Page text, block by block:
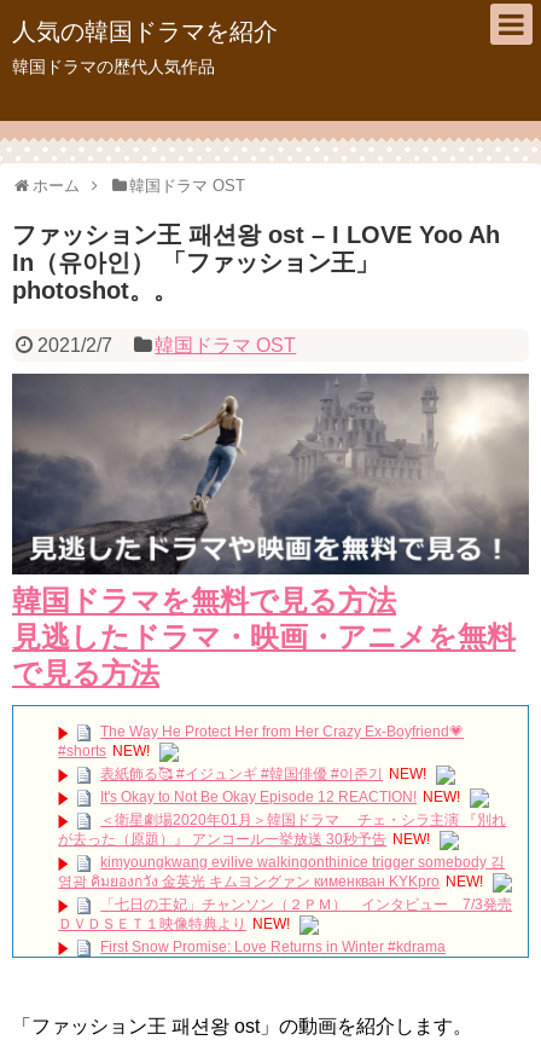
人気の韓国ドラマを紹介
韓国ドラマの歴代人気作品
ホーム 韓国ドラマ OST
ファッション王 패션왕 ost – I LOVE Yoo Ah
In（유아인） 「ファッション王」
photoshot。。
2021/2/7 韓国ドラマ OST
韓国ドラマを無料で見る方法
見逃したドラマ・映画・アニメを無料
で見る方法
The Way He Protect Her from Her Crazy Ex-Boyfriend💗
#shorts NEW!
表紙飾る🥰 #イジュンギ #韓国俳優 #이준기 NEW!
It's Okay to Not Be Okay Episode 12 REACTION! NEW!
＜衛星劇場2020年01月＞韓国ドラマ チェ・シラ主演 『別れ
が去った（原題）』 アンコール一挙放送 30秒予告 NEW!
kimyoungkwang evilive walkingonthinice trigger somebody 김
영광 คิมยองกวัง 金英光 キムヨングァン кименкван KYKpro NEW!
「七日の王妃」チャンソン（２ＰＭ） インタビュー 7/3発売
ＤＶＤＳＥＴ１映像特典より
NEW!
First Snow Promise: Love Returns in Winter #kdrama
[Secrets and Lies] EP21, Preview, 비밀과 거짓말
「ファッション王 패션왕 ost」の動画を紹介します。